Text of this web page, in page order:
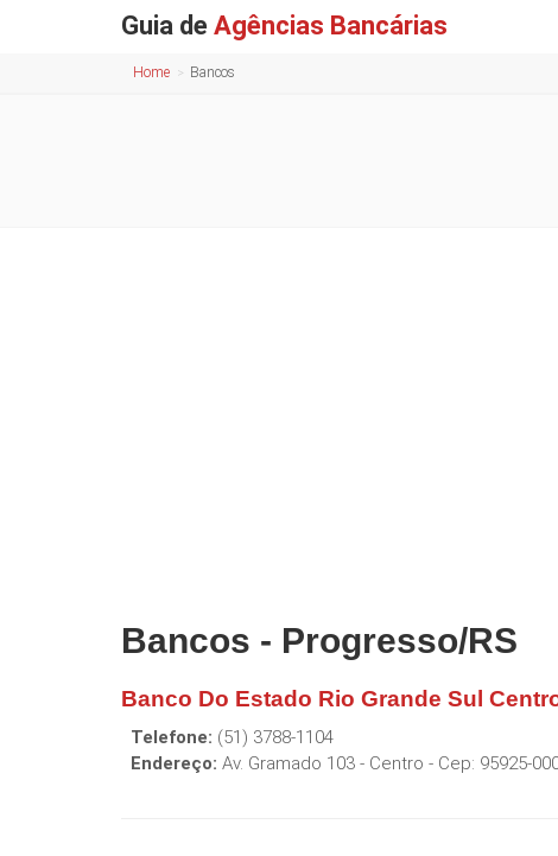
Guia de Agências Bancárias
Home Bancos
Bancos - Progresso/RS
Banco Do Estado Rio Grande Sul
Telefone: (51) 3788-1104
Endereço: Av. Gramado 103 - Centro - Cep: 95925-